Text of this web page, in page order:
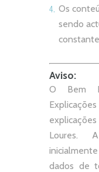
Os
sendo
Aviso:
O Bem
Loures.
dados de